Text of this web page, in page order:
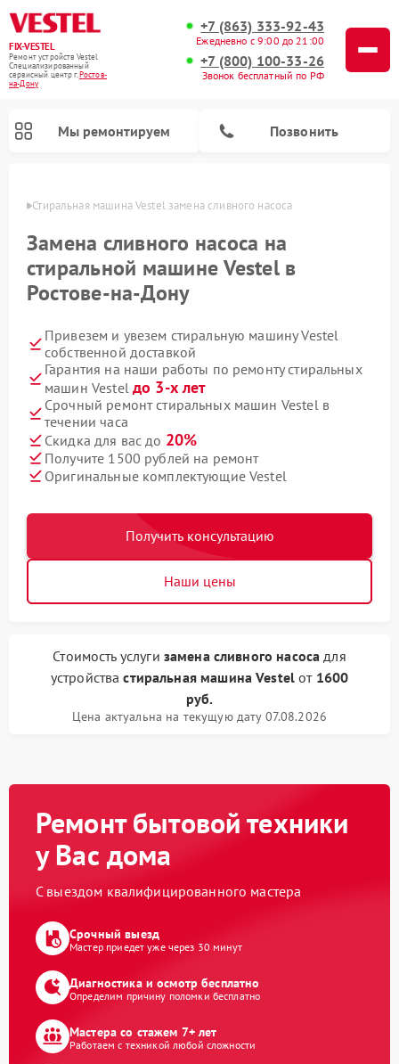
FIX-VESTEL
Ремонт устройств Vestel
Специализированный
cервисный центр г.Ростов-
на-Дону
+7 (863) 333-92-43
Ежедневно с 9:00 до 21:00
+7 (800) 100-33-26
Звонок бесплатный по РФ
Мы ремонтируем Позвонить
Стиральная машина Vestel замена сливного насоса
Замена сливного насоса на
стиральной машине Vestel в
Ростове-на-Дону
Привезем и увезем стиральную машину Vestel
собственной доставкой
Гарантия на наши работы по ремонту стиральных
машин Vestel до 3-х лет
Срочный ремонт стиральных машин Vestel в
течении часа
Скидка для вас до 20%
Получите 1500 рублей на ремонт
Оригинальные комплектующие Vestel
Получить консультацию
Наши цены
Стоимость услуги замена сливного насоса для
устройствастиральная машина Vestel от 1600
руб.
Цена актуальна на текущую дату 07.08.2026
Ремонт бытовой техники
у Вас дома
С выездом квалифицированного мастера
Срочный выезд
Мастер приедет уже через 30 минут
Диагностика и осмотр бесплатно
Определим причину поломки бесплатно
Мастера со стажем 7+ лет
Работаем с техникой любой сложности